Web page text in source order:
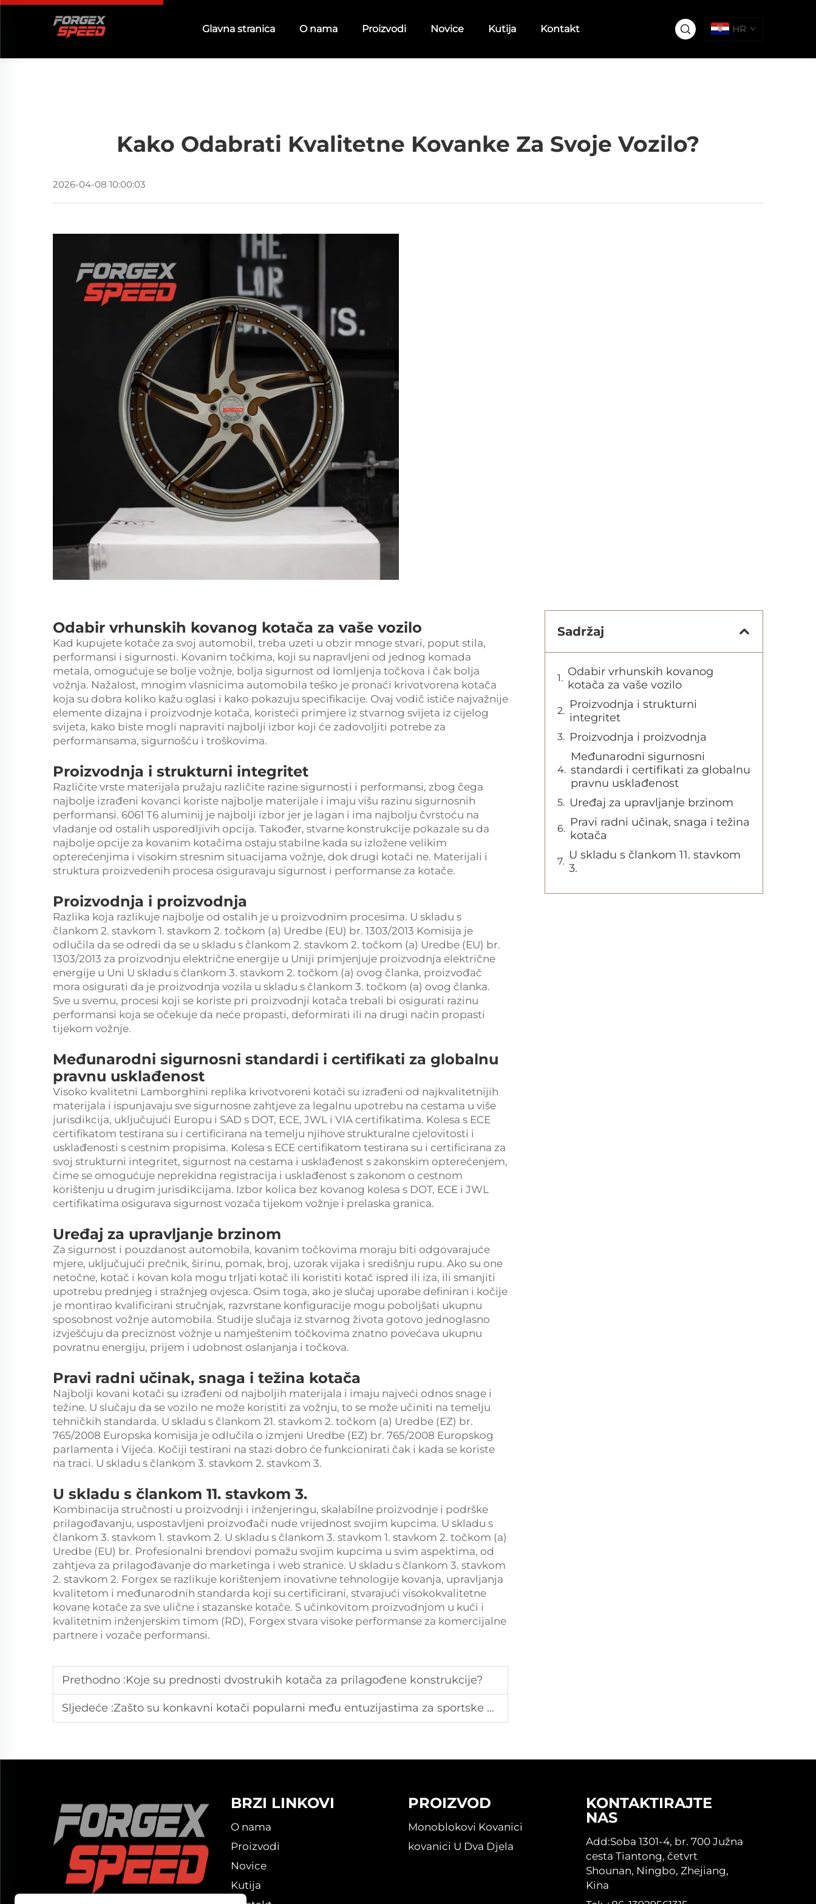
Glavna stranica O nama Proizvodi Novice Kutija Kontakt HR
Kako Odabrati Kvalitetne Kovanke Za Svoje Vozilo?
2026-04-08 10:00:03
Odabir vrhunskih kovanog kotača za vaše vozilo
Kad kupujete kotače za svoj automobil, treba uzeti u obzir mnoge stvari, poput stila,
performansi i sigurnosti. Kovanim točkima, koji su napravljeni od jednog komada
metala, omogućuje se bolje vožnje, bolja sigurnost od lomljenja točkova i čak bolja
vožnja. Nažalost, mnogim vlasnicima automobila teško je pronaći krivotvorena kotača
koja su dobra koliko kažu oglasi i kako pokazuju specifikacije. Ovaj vodič ističe najvažnije
elemente dizajna i proizvodnje kotača, koristeći primjere iz stvarnog svijeta iz cijelog
svijeta, kako biste mogli napraviti najbolji izbor koji će zadovoljiti potrebe za
performansama, sigurnošću i troškovima.
Proizvodnja i strukturni integritet
Različite vrste materijala pružaju različite razine sigurnosti i performansi, zbog čega
najbolje izrađeni kovanci koriste najbolje materijale i imaju višu razinu sigurnosnih
performansi. 6061 T6 aluminij je najbolji izbor jer je lagan i ima najbolju čvrstoću na
vladanje od ostalih usporedljivih opcija. Također, stvarne konstrukcije pokazale su da
najbolje opcije za kovanim kotačima ostaju stabilne kada su izložene velikim
opterećenjima i visokim stresnim situacijama vožnje, dok drugi kotači ne. Materijali i
struktura proizvedenih procesa osiguravaju sigurnost i performanse za kotače.
Proizvodnja i proizvodnja
Razlika koja razlikuje najbolje od ostalih je u proizvodnim procesima. U skladu s
člankom 2. stavkom 1. stavkom 2. točkom (a) Uredbe (EU) br. 1303/2013 Komisija je
odlučila da se odredi da se u skladu s člankom 2. stavkom 2. točkom (a) Uredbe (EU) br.
1303/2013 za proizvodnju električne energije u Uniji primjenjuje proizvodnja električne
energije u Uni U skladu s člankom 3. stavkom 2. točkom (a) ovog članka, proizvođač
mora osigurati da je proizvodnja vozila u skladu s člankom 3. točkom (a) ovog članka.
Sve u svemu, procesi koji se koriste pri proizvodnji kotača trebali bi osigurati razinu
performansi koja se očekuje da neće propasti, deformirati ili na drugi način propasti
tijekom vožnje.
Međunarodni sigurnosni standardi i certifikati za globalnu
pravnu usklađenost
Visoko kvalitetni Lamborghini replika krivotvoreni kotači su izrađeni od najkvalitetnijih
materijala i ispunjavaju sve sigurnosne zahtjeve za legalnu upotrebu na cestama u više
jurisdikcija, uključujući Europu i SAD s DOT, ECE, JWL i VIA certifikatima. Kolesa s ECE
certifikatom testirana su i certificirana na temelju njihove strukturalne cjelovitosti i
usklađenosti s cestnim propisima. Kolesa s ECE certifikatom testirana su i certificirana za
svoj strukturni integritet, sigurnost na cestama i usklađenost s zakonskim opterećenjem,
čime se omogućuje neprekidna registracija i usklađenost s zakonom o cestnom
korištenju u drugim jurisdikcijama. Izbor kolica bez kovanog kolesa s DOT, ECE i JWL
certifikatima osigurava sigurnost vozača tijekom vožnje i prelaska granica.
Uređaj za upravljanje brzinom
Za sigurnost i pouzdanost automobila, kovanim točkovima moraju biti odgovarajuće
mjere, uključujući prečnik, širinu, pomak, broj, uzorak vijaka i središnju rupu. Ako su one
netočne, kotač i kovan kola mogu trljati kotač ili koristiti kotač ispred ili iza, ili smanjiti
upotrebu prednjeg i stražnjeg ovjesca. Osim toga, ako je slučaj uporabe definiran i kočije
je montirao kvalificirani stručnjak, razvrstane konfiguracije mogu poboljšati ukupnu
sposobnost vožnje automobila. Studije slučaja iz stvarnog života gotovo jednoglasno
izvješćuju da preciznost vožnje u namještenim točkovima znatno povećava ukupnu
povratnu energiju, prijem i udobnost oslanjanja i točkova.
Pravi radni učinak, snaga i težina kotača
Najbolji kovani kotači su izrađeni od najboljih materijala i imaju najveći odnos snage i
težine. U slučaju da se vozilo ne može koristiti za vožnju, to se može učiniti na temelju
tehničkih standarda. U skladu s člankom 21. stavkom 2. točkom (a) Uredbe (EZ) br.
765/2008 Europska komisija je odlučila o izmjeni Uredbe (EZ) br. 765/2008 Europskog
parlamenta i Vijeća. Kočiji testirani na stazi dobro će funkcionirati čak i kada se koriste
na traci. U skladu s člankom 3. stavkom 2. stavkom 3.
U skladu s člankom 11. stavkom 3.
Kombinacija stručnosti u proizvodnji i inženjeringu, skalabilne proizvodnje i podrške
prilagođavanju, uspostavljeni proizvođači nude vrijednost svojim kupcima. U skladu s
člankom 3. stavkom 1. stavkom 2. U skladu s člankom 3. stavkom 1. stavkom 2. točkom (a)
Uredbe (EU) br. Profesionalni brendovi pomažu svojim kupcima u svim aspektima, od
zahtjeva za prilagođavanje do marketinga i web stranice. U skladu s člankom 3. stavkom
2. stavkom 2. Forgex se razlikuje korištenjem inovativne tehnologije kovanja, upravljanja
kvalitetom i međunarodnih standarda koji su certificirani, stvarajući visokokvalitetne
kovane kotače za sve ulične i stazanske kotače. S učinkovitom proizvodnjom u kući i
kvalitetnim inženjerskim timom (RD), Forgex stvara visoke performanse za komercijalne
partnere i vozače performansi.
Prethodno :Koje su prednosti dvostrukih kotača za prilagođene konstrukcije?
Sljedeće :Zašto su konkavni kotači popularni među entuzijastima za sportske automobile?
Sadržaj
Odabir vrhunskih kovanog
kotača za vaše vozilo
Proizvodnja i strukturni
integritet
Proizvodnja i proizvodnja
Međunarodni sigurnosni
standardi i certifikati za globalnu
pravnu usklađenost
Uređaj za upravljanje brzinom
Pravi radni učinak, snaga i težina
kotača
U skladu s člankom 11. stavkom
3.
BRZI LINKOVI
O nama
Proizvodi
Novice
Kutija
PROIZVOD
Monoblokovi Kovanici
kovanici U Dva Djela
KONTAKTIRAJTE
NAS
Add:Soba 1301-4, br. 700 Južna
cesta Tiantong, četvrt
Shounan, Ningbo, Zhejiang,
Kina